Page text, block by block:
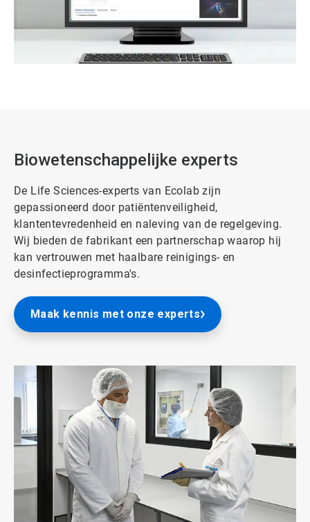
Biowetenschappelijke experts
De Life Sciences-experts van Ecolab zijn
gepassioneerd door patiëntenveiligheid,
klantentevredenheid en naleving van de regelgeving.
Wij bieden de fabrikant een partnerschap waarop hij
kan vertrouwen met haalbare reinigings- en
desinfectieprogramma's.
Maak kennis met onze experts